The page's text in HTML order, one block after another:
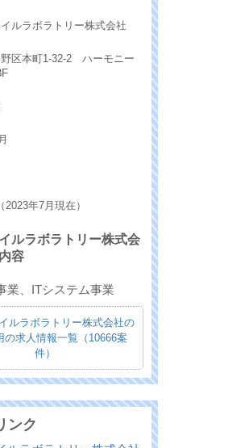
ルラボラトリー株式会社
区本町1-32-2 ハーモニー
2023年7月現在）
ルラボラトリー株式会
容
業、ITシステム事業
ルラボラトリー株式会社の
の求人情報一覧（10666案
件）
ンク